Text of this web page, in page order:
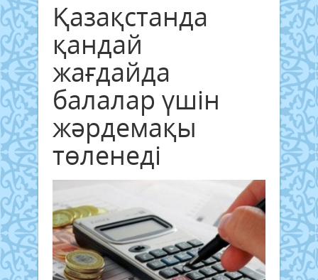
Қазақстанда
қандай
жағдайда
балалар үшін
жәрдемақы
төленеді